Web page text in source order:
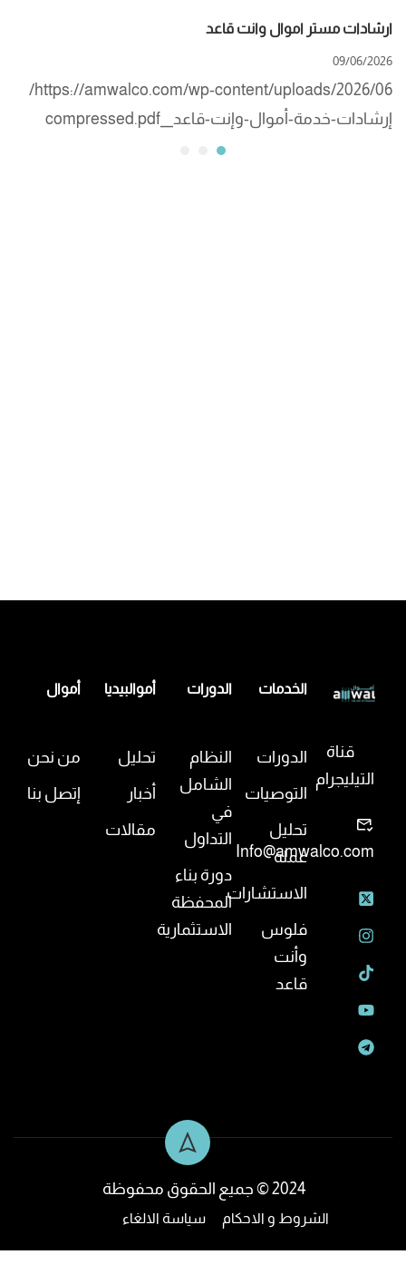
ارشادات مستر اموال وانت قاعد
09/06/2026
https://amwalco.com/wp-content/uploads/2026/06/
إرشادات-خدمة-أموال-وإنت-قاعد__compressed.pdf
قناة
التيليجرام
Info@amwalco.com
الخدمات
الدورات
التوصيات
تحليل
عملة
الاستشارات
فلوس
وأنت
قاعد
الدورات
النظام
الشامل
في
التداول
دورة بناء
المحفظة
الاستثمارية
أموالبيديا
تحليل
أخبار
مقالات
أموال
من نحن
إتصل بنا
2024 © جميع الحقوق محفوظة
الشروط و الاحكام سياسة الالغاء